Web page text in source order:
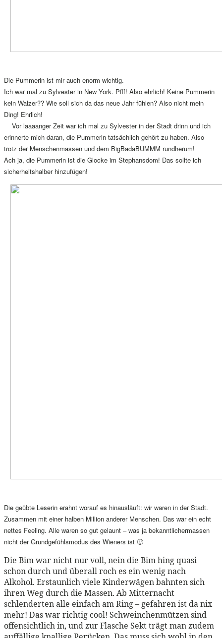
Die Pummerin ist mir auch enorm wichtig.
Ich war mal zu Sylvester in New York. Pfff! Also ehrlich! Keine Pummerin
kein Walzer?? Wie soll sich da das neue Jahr fühlen? Also nicht mein
Ding! Ehrlich!
Vor laaaanger Zeit war ich mal zu Sylvester in der Stadt drinn und ich
erinnerte mich daran, die Pummerin tatsächlich gehört zu haben. Also
trotz der Menschenmassen und dem BigBadaBUMMM rundherum!
Ach ja, die Pummerin ist die Glocke im Stephansdom! Das sollte ich
sicherheitshalber hinzufügen!
Die geübte Leserin erahnt worauf es hinausläuft: wir waren in der Stadt.
Zusammen mit einer halben Million anderer Menschen. Das war ein echt
nettes Feeling. Alle waren so gut gelaunt – was ja bekanntlichermassen
nicht der Grundgefühlsmodus des Wieners ist 🙂
Die Bim war nicht nur voll, nein die Bim hing quasi
schon durch und überall roch es ein wenig nach
Alkohol. Erstaunlich viele Kinderwägen bahnten sich
ihren Weg durch die Massen. Ab Mitternacht
schlenderten alle einfach am Ring – gefahren ist da nix
mehr! Das war richtig cool! Schweinchenmützen sind
offensichtlich in, und zur Flasche Sekt trägt man zudem